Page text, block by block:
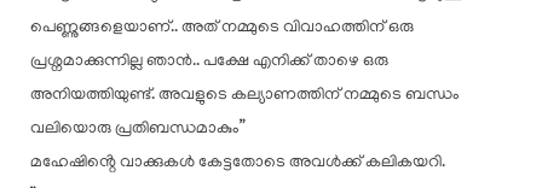
പെണ്ണുങ്ങളെയാണ്.. അത് നമ്മുടെ വിവാഹത്തിന് ഒരു
പ്രശ്നമാക്കുന്നില്ല ഞാൻ.. പക്ഷേ എനിക്ക് താഴെ ഒരു
അനിയത്തിയുണ്ട്. അവളുടെ കല്യാണത്തിന് നമ്മുടെ ബന്ധം
വലിയൊരു പ്രതിബന്ധമാകും”
മഹേഷിൻ്റെ വാക്കുകൾ കേട്ടതോടെ അവൾക്ക് കലികയറി.